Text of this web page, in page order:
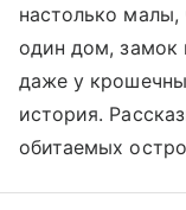
настолько малы,
один дом, замок
даже у
история.
обитаемых